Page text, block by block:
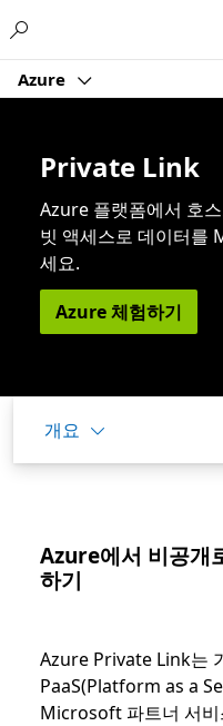
Azure
Private Link
Azure 플랫폼에서 호
빗 액세스로 데이터를
세요.
Azure 체험하기
개요
Azure에서 비공개
하기
Azure Private Link는
PaaS(Platform as a
Microsoft 파트너 서비